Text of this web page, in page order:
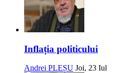
Inflația politicului
Andrei PLEȘU Joi, 23 Iul